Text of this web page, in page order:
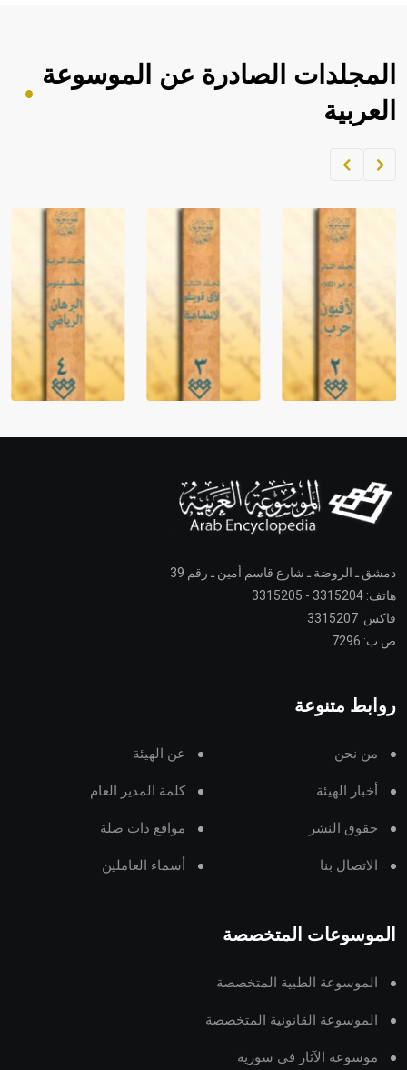
المجلدات الصادرة عن الموسوعة
العربية
دمشق ـ الروضة ـ شارع قاسم أمين ـ رقم 39
هاتف: 3315204 - 3315205
فاكس: 3315207
ص.ب: 7296
روابط متنوعة
من نحن عن الهيئة
أخبار الهيئة كلمة المدير العام
حقوق النشر مواقع ذات صلة
الاتصال بنا أسماء العاملين
الموسوعات المتخصصة
الموسوعة الطبية المتخصصة
الموسوعة القانونية المتخصصة
موسوعة الآثار في سورية